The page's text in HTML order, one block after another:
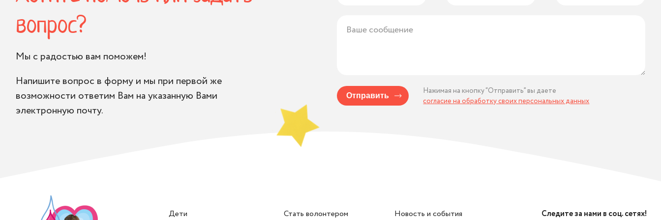
вопрос?
Мы с радостью вам поможем!
Напишите вопрос в форму и мы при первой же
возможности ответим Вам на указанную Вами
электронную почту.
Отправить
Нажимая на кнопку “Отправить” вы даете
согласие на обработку своих персональных данных
Дети Стать волонтером Новость и события Следите за нами в соц. сетях!